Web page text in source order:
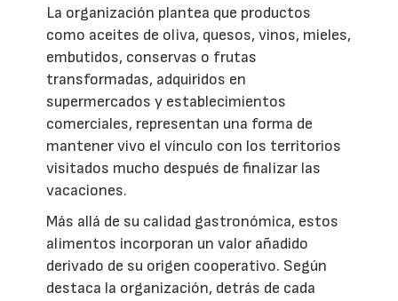
La organización plantea que productos
como aceites de oliva, quesos, vinos, mieles,
embutidos, conservas o frutas
transformadas, adquiridos en
supermercados y establecimientos
comerciales, representan una forma de
mantener vivo el vínculo con los territorios
visitados mucho después de finalizar las
vacaciones.
Más allá de su calidad gastronómica, estos
alimentos incorporan un valor añadido
derivado de su origen cooperativo. Según
destaca la organización, detrás de cada